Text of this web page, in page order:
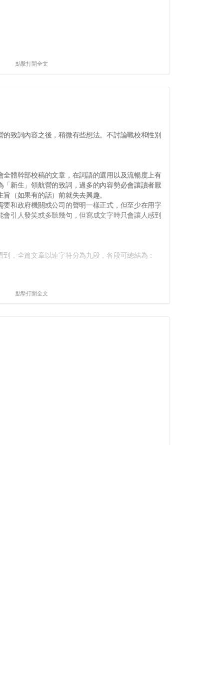
點擊打開全文
致詞內容之後，稍微有些想法。不討論戰校和性別
體幹部校稿的文章，在詞語的選用以及流暢度上有
新生」領航營的致詞，過多的內容勢必會讓讀者厭
（如果有的話）前就失去興趣。
和政府機關或公司的聲明一樣正式，但至少在用字
會引人發笑或多聽幾句，但寫成文字時只會讓人感到
全篇文章以連字符分為九段，各段可總結為：
點擊打開全文